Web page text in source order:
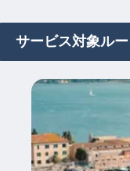
サービス対象ルー